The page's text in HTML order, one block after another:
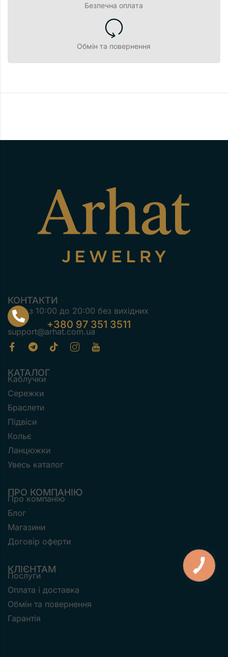
Безпечна оплата
Обмін та повернення
КОНТАКТИ
з 10:00 до 20:00 без вихідних
+380 97 351 3511
support@arhat.com.ua
КАТАЛОГ
Каблучки
Сережки
Браслети
Підвіси
Кольє
Ланцюжки
Увесь каталог
ПРО КОМПАНІЮ
Про компанію
Блог
Магазини
Договір оферти
КЛІЄНТАМ
Послуги
Оплата і доставка
Обмін та повернення
Гарантія
КНОПКА
ЗВ'ЯЗКУ